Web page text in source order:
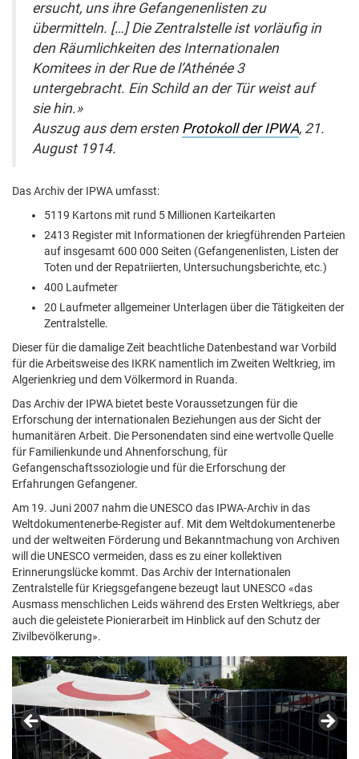
ersucht, uns ihre Gefangenenlisten zu
übermitteln. […] Die Zentralstelle ist vorläufig in
den Räumlichkeiten des Internationalen
Komitees in der Rue de l’Athénée 3
untergebracht. Ein Schild an der Tür weist auf
sie hin.»
Auszug aus dem ersten Protokoll der IPWA, 21.
August 1914.
Das Archiv der IPWA umfasst:
5119 Kartons mit rund 5 Millionen Karteikarten
2413 Register mit Informationen der kriegführenden Parteien
auf insgesamt 600 000 Seiten (Gefangenenlisten, Listen der
Toten und der Repatriierten, Untersuchungsberichte, etc.)
400 Laufmeter
20 Laufmeter allgemeiner Unterlagen über die Tätigkeiten der
Zentralstelle.
Dieser für die damalige Zeit beachtliche Datenbestand war Vorbild
für die Arbeitsweise des IKRK namentlich im Zweiten Weltkrieg, im
Algerienkrieg und dem Völkermord in Ruanda.
Das Archiv der IPWA bietet beste Voraussetzungen für die
Erforschung der internationalen Beziehungen aus der Sicht der
humanitären Arbeit. Die Personendaten sind eine wertvolle Quelle
für Familienkunde und Ahnenforschung, für
Gefangenschaftssoziologie und für die Erforschung der
Erfahrungen Gefangener.
Am 19. Juni 2007 nahm die UNESCO das IPWA-Archiv in das
Weltdokumentenerbe-Register auf. Mit dem Weltdokumentenerbe
und der weltweiten Förderung und Bekanntmachung von Archiven
will die UNESCO vermeiden, dass es zu einer kollektiven
Erinnerungslücke kommt. Das Archiv der Internationalen
Zentralstelle für Kriegsgefangene bezeugt laut UNESCO «das
Ausmass menschlichen Leids während des Ersten Weltkriegs, aber
auch die geleistete Pionierarbeit im Hinblick auf den Schutz der
Zivilbevölkerung».